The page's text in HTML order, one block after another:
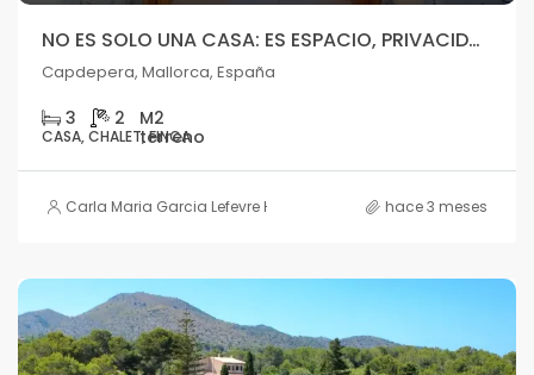
NO ES SOLO UNA CASA: ES ESPACIO, PRIVACIDAD Y POTENCIAL REAL EN MALLORCA
Capdepera, Mallorca, España
3 2
CASA, CHALET, FINCA
Carla Maria Garcia Lefevre HOUSE hace 3 meses